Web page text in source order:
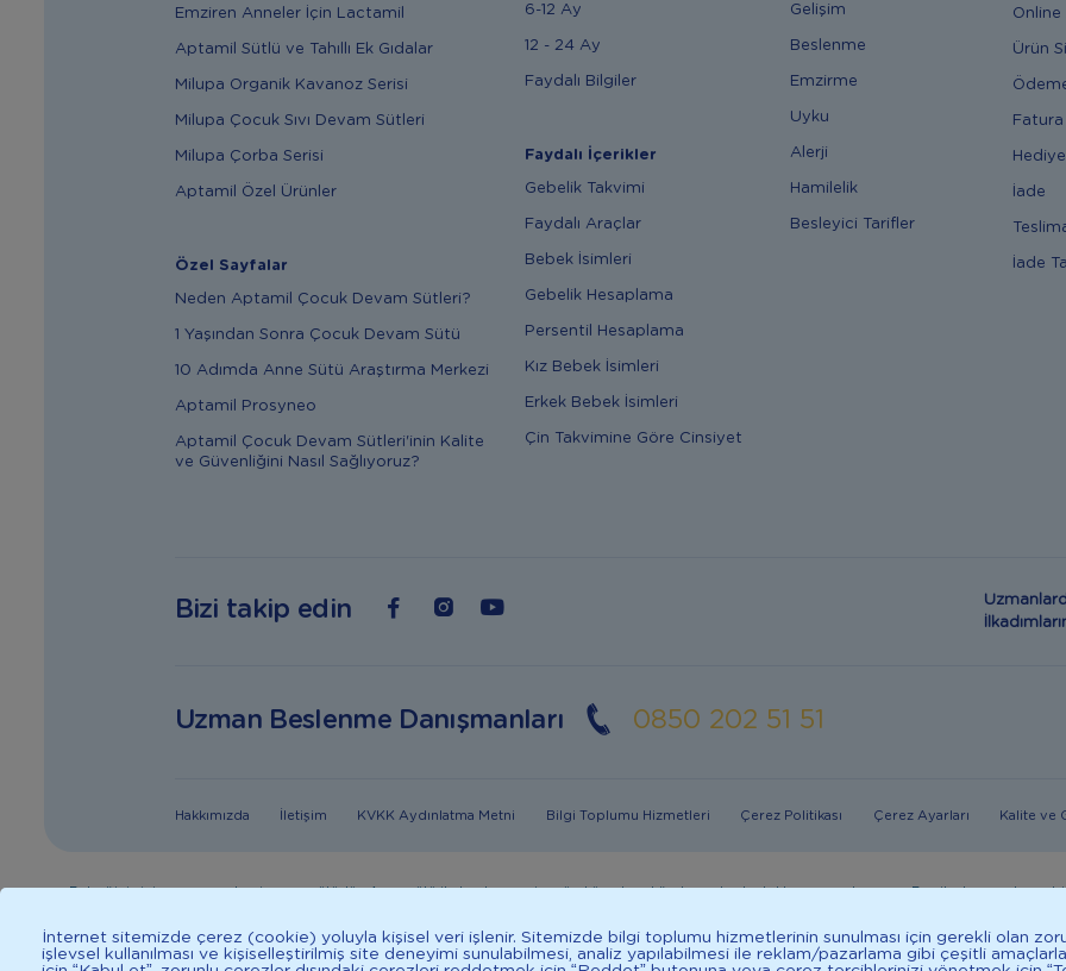
Emziren Anneler İçin Lactamil
Aptamil Sütlü ve Tahıllı Ek Gıdalar
Milupa Organik Kavanoz Serisi
Milupa Çocuk Sıvı Devam Sütleri
Milupa Çorba Serisi
Aptamil Özel Ürünler
Özel Sayfalar
Neden Aptamil Çocuk Devam Sütleri?
1 Yaşından Sonra Çocuk Devam Sütü
10 Adımda Anne Sütü Araştırma Merkezi
Aptamil Prosyneo
Aptamil Çocuk Devam Sütleri'inin Kalite
ve Güvenliğini Nasıl Sağlıyoruz?
6-12 Ay
12 - 24 Ay
Faydalı Bilgiler
Faydalı İçerikler
Gebelik Takvimi
Faydalı Araçlar
Bebek İsimleri
Gebelik Hesaplama
Persentil Hesaplama
Kız Bebek İsimleri
Erkek Bebek İsimleri
Çin Takvimine Göre Cinsiyet
Gelişim
Beslenme
Emzirme
Uyku
Alerji
Hamilelik
Besleyici Tarifler
Online
Ürün
Fatura
İade
İade
Bizi takip edin
Uzman Beslenme Danışmanları 0850 202 51 51
Hakkımızda İletişim KVKK Aydınlatma Metni Bilgi Toplumu Hizmetleri Çerez Politikası Çerez Ayarları Kalite ve
Bebeğiniz için en uygun besin anne sütüdür. Anne sütü ile beslenmenin mümkün olmadığı durumlarda doktorunuza danışınız. Bu sitede
İnternet sitemizde çerez (cookie) yoluyla kişisel veri işlenir. Sitemizde bilgi toplumu hizmetlerinin sunulması için gerekli olan
işlevsel kullanılması ve kişiselleştirilmiş site deneyimi sunulabilmesi, analiz yapılabilmesi ile reklam/pazarlama gibi çeşitli